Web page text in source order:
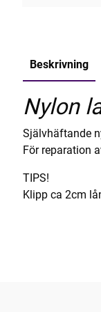
Beskrivning
Nylon
Självhäftande
För reparation
TIPS!
Klipp ca 2cm